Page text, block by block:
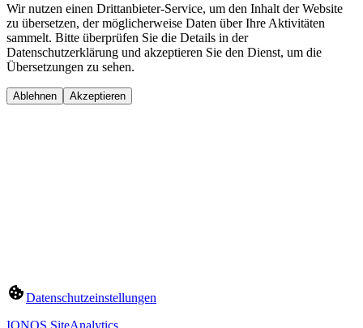
Wir nutzen einen Drittanbieter-Service, um den Inhalt der Website
zu übersetzen, der möglicherweise Daten über Ihre Aktivitäten
sammelt. Bitte überprüfen Sie die Details in der
Datenschutzerklärung und akzeptieren Sie den Dienst, um die
Übersetzungen zu sehen.
Ablehnen Akzeptieren
Datenschutzeinstellungen
IONOS SiteAnalytics